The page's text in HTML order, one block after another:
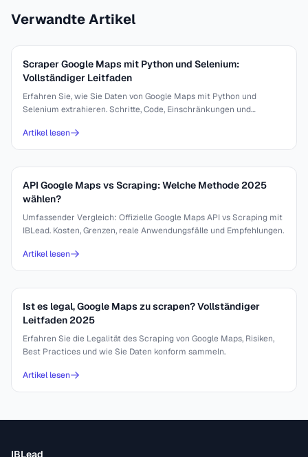
Verwandte Artikel
Scraper Google Maps mit Python und Selenium:
Vollständiger Leitfaden
Erfahren Sie, wie Sie Daten von Google Maps mit Python und
Selenium extrahieren. Schritte, Code, Einschränkungen und
Artikel lesen
API Google Maps vs Scraping: Welche Methode 2025
wählen?
Umfassender Vergleich: Offizielle Google Maps API vs Scraping mit
IBLead. Kosten, Grenzen, reale Anwendungsfälle und Empfehlungen.
Artikel lesen
Ist es legal, Google Maps zu scrapen? Vollständiger
Leitfaden 2025
Erfahren Sie die Legalität des Scraping von Google Maps, Risiken,
Best Practices und wie Sie Daten konform sammeln.
Artikel lesen
IBLead